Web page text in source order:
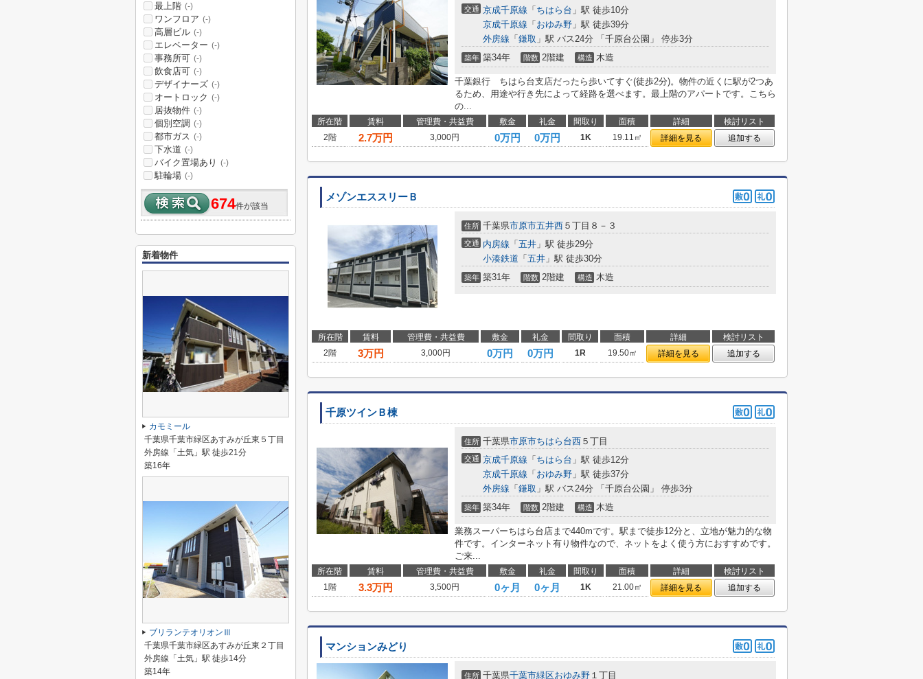
交通 京成千原線 「 ちはら台 」駅 徒歩10分
京成千原線 「 おゆみ野 」駅 徒歩39分
外房線 「 鎌取 」駅 バス24分 「千原台公園」 停歩3分
築年 築34年 階数 2階建 構造 木造
千葉銀行 ちはら台支店だったら歩いてすぐ(徒歩2分)。物件の近くに駅が2つあ
るため、用途や行き先によって経路を選べます。最上階のアパートです。こちら
の...
所在階 賃料 管理費・共益費 敷金 礼金 間取り 面積 詳細
検討リスト
2階
2.7万円 3,000円 0万円 0万円 1K 19.11㎡ 詳細を見る 追加する
メゾンエススリーＢ
住所 千葉県市原市五井西 ５丁目８－３
交通 内房線 「 五井 」駅 徒歩29分
小湊鉄道 「 五井 」駅 徒歩30分
築年 築31年 階数 2階建 構造 木造
所在階 賃料 管理費・共益費 敷金 礼金 間取り 面積 詳細
検討リスト
2階
3万円 3,000円 0万円 0万円 1R 19.50㎡ 詳細を見る 追加する
千原ツインＢ棟
住所 千葉県市原市ちはら台西 ５丁目
交通 京成千原線 「 ちはら台 」駅 徒歩12分
京成千原線 「 おゆみ野 」駅 徒歩37分
外房線 「 鎌取 」駅 バス24分 「千原台公園」 停歩3分
築年 築34年 階数 2階建 構造 木造
業務スーパーちはら台店まで440mです。駅まで徒歩12分と、立地が魅力的な物
件です。インターネット有り物件なので、ネットをよく使う方におすすめです。
ご来...
所在階 賃料 管理費・共益費 敷金 礼金 間取り 面積 詳細
検討リスト
1階
3.3万円 3,500円 0ヶ月 0ヶ月 1K 21.00㎡ 詳細を見る 追加する
マンションみどり
住所 千葉県千葉市緑区おゆみ野 １丁目
最上階 (-)
ワンフロア (-)
高層ビル (-)
エレベーター (-)
事務所可 (-)
飲食店可 (-)
デザイナーズ (-)
オートロック (-)
居抜物件 (-)
個別空調 (-)
都市ガス (-)
下水道 (-)
バイク置場あり (-)
駐輪場 (-)
674件が該当
新着物件
カモミール
千葉県千葉市緑区あすみが丘東５丁目
外房線「土気」駅 徒歩21分
築16年
ブリランテオリオンⅢ
千葉県千葉市緑区あすみが丘東２丁目
外房線「土気」駅 徒歩14分
築14年